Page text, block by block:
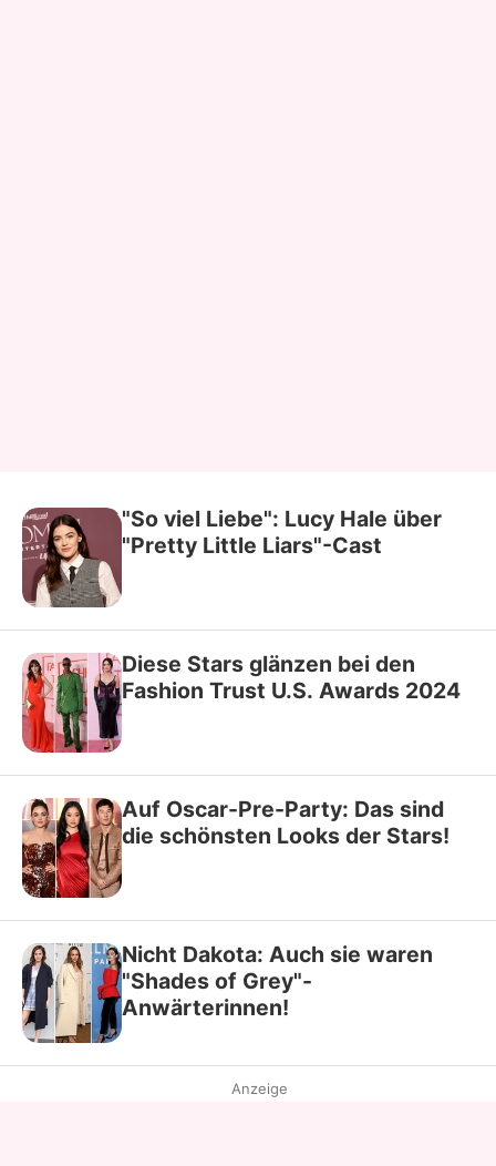
"So viel Liebe": Lucy Hale über
"Pretty Little Liars"-Cast
Diese Stars glänzen bei den
Fashion Trust U.S. Awards 2024
Auf Oscar-Pre-Party: Das sind
die schönsten Looks der Stars!
Nicht Dakota: Auch sie waren
"Shades of Grey"-
Anwärterinnen!
Anzeige